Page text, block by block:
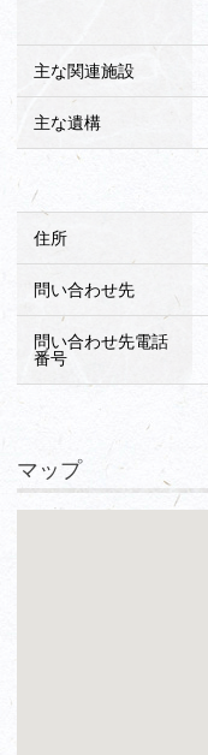
主な関連施設
主な遺構
住所
問い合わせ先
問い合わせ先電話
番号
マップ